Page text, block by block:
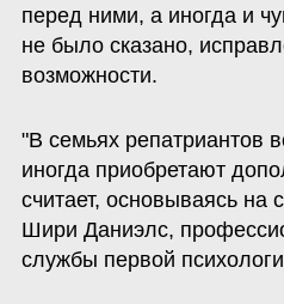
перед ними, а иногда и
не было сказано,
возможности.
"В семьях репатриантов
иногда приобретают
считает, основываясь на
Шири Даниэлс,
службы первой